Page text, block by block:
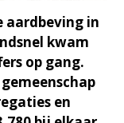
aardbeving in
kwam
op gang.
en